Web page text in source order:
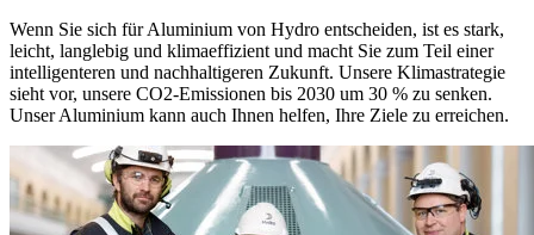
Wenn Sie sich für Aluminium von Hydro entscheiden, ist es stark,
leicht, langlebig und klimaeffizient und macht Sie zum Teil einer
intelligenteren und nachhaltigeren Zukunft. Unsere Klimastrategie
sieht vor, unsere CO2-Emissionen bis 2030 um 30 % zu senken.
Unser Aluminium kann auch Ihnen helfen, Ihre Ziele zu erreichen.